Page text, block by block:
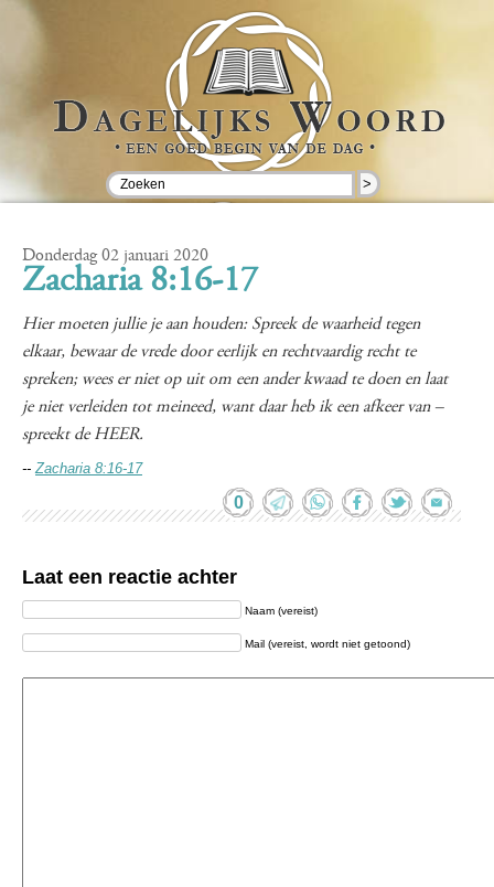
>
Donderdag 02 januari 2020
Zacharia 8:16-17
Hier moeten jullie je aan houden: Spreek de waarheid tegen
elkaar, bewaar de vrede door eerlijk en rechtvaardig recht te
spreken; wees er niet op uit om een ander kwaad te doen en laat
je niet verleiden tot meineed, want daar heb ik een afkeer van –
spreekt de HEER.
--Zacharia 8:16-17
0
Laat een reactie achter
Naam (vereist)
Mail (vereist, wordt niet getoond)